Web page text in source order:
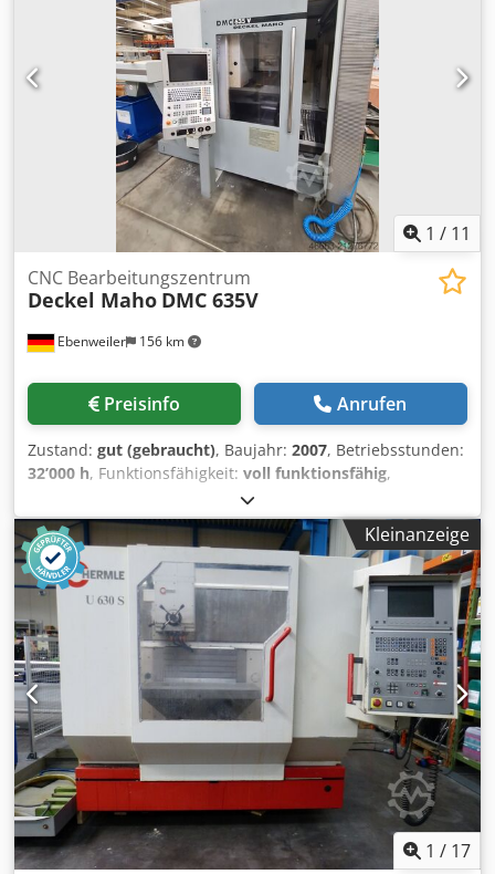
1 / 11
Ebenweiler 156 km
CNC Bearbeitungszentrum
Deckel Maho DMC 635V
Preisinfo Anrufen
Zustand: gut (gebraucht), Baujahr: 2007, Betriebsstunden:
32’000 h, Funktionsfähigkeit: voll funktionsfähig,
635 mm, Verfahrweg Y-Achse:
mm, Verfahrweg Z-Achse:460 mm, Maschine wird im
Kundenauftrag verkauft und kann unter Strom besichtigt
werden. Maschinenstandort: Tschechien (Brno) Deckel
Maho DMC 635V BJ: 2007 Ca. 32.000 Betriebsstunden
Steuerung: Heidenhain iTNC 530 Cjdpfxsylmdfj Ap Hjrf
Spindelaufnahme: SK40 Drehzahl: 10.000 U/min.
Verfahrwege: X 635 / Y 510 / Z 460mm Aufspannfläche
Tisch: 790 x 560mm 30- fach Werkzeugwechsler + Blum
Werkzeuglaservermessung + Papierbandfilter / IKZ 20 bar /
600l + Späneförderer Maße (ca.) LxBxH 260 x 390 x 240cm
Aufstellfläche 530 x 590cm Gewicht: ca. 4200Kg
Kleinanzeige
1 / 17